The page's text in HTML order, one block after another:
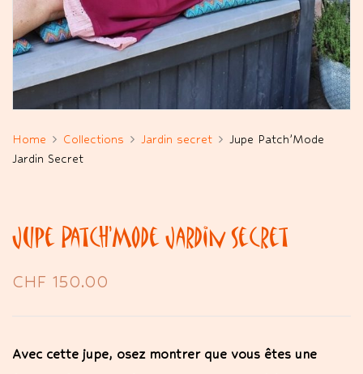
Home Collections Jardin secret
Jupe Patch’Mode
Jardin Secret
Jupe Patch’Mode Jardin Secret
CHF 150.00
Avec cette jupe, osez montrer que vous êtes une